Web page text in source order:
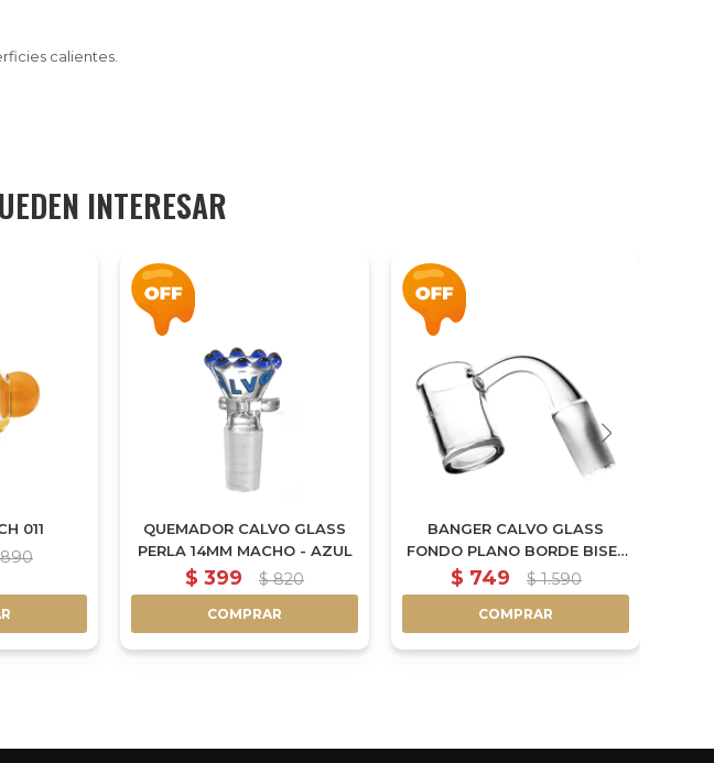
calientes.
INTERESAR
011
890
QUEMADOR CALVO GLASS
PERLA 14MM MACHO - AZUL
$ 399 $ 820
COMPRAR
BANGER CALVO GLASS
FONDO PLANO BORDE BISEL
14MM MACHO
$ 749 $ 1.590
COMPRAR